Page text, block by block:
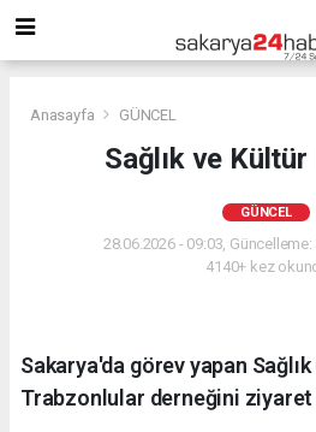
Anasayfa GÜNCEL
Sağlık ve
GÜNCEL
28.06.2026 - 09:03, Güncelleme:
4140+ kez
Sakarya'da görev yapan Sağlık
Trabzonlular derneğini